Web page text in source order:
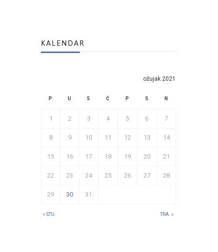
KALENDAR
ožujak 2021
P U S Č P S N
« STU. TRA. »
1 2 3 4 5 6 7
8 9 10 11 12 13 14
15 16 17 18 19 20 21
22 23 24 25 26 27 28
29 30 31